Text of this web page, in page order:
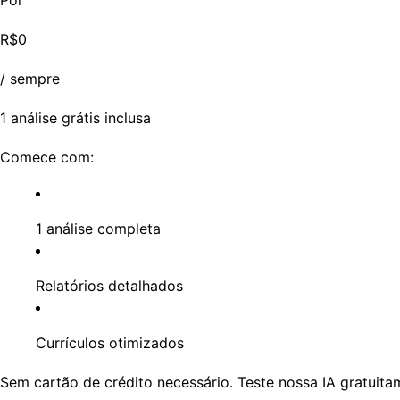
R$0
/ sempre
1 análise grátis inclusa
Comece com:
1 análise completa
Relatórios detalhados
Currículos otimizados
Sem cartão de crédito necessário. Teste nossa IA